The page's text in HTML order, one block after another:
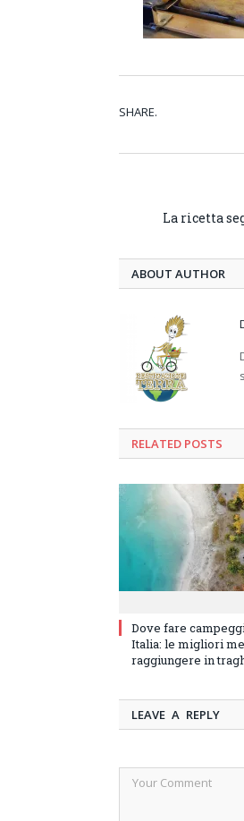
SHARE.
La ricetta
ABOUT AUTHOR
RELATED POSTS
Dove fare
Italia: le migliori
raggiungere in
LEAVE A REPLY